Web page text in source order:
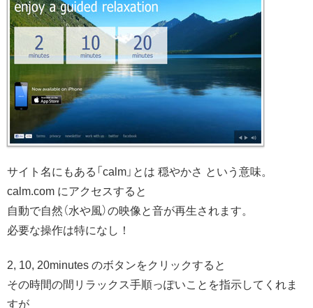
サイト名にもある「calm」とは 穏やかさ という意味。
calm.com にアクセスすると
自動で自然（水や風）の映像と音が再生されます。
必要な操作は特になし！
2, 10, 20minutes のボタンをクリックすると
その時間の間リラックス手順っぽいことを指示してくれま
すが